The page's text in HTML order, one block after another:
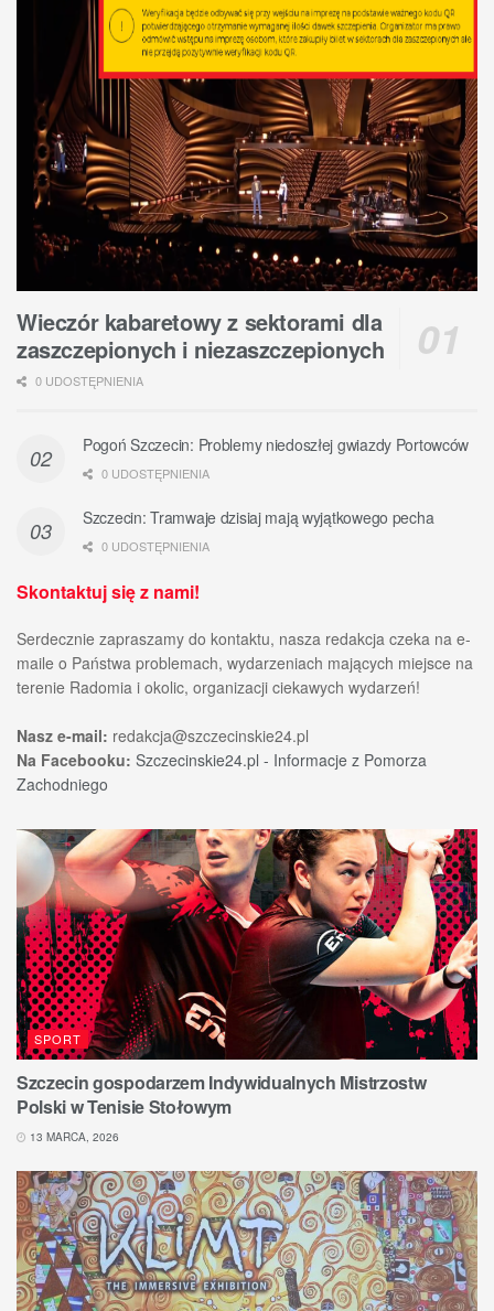
Wieczór kabaretowy z sektorami dla
zaszczepionych i niezaszczepionych
0 UDOSTĘPNIENIA
Pogoń Szczecin: Problemy niedoszłej gwiazdy Portowców
0 UDOSTĘPNIENIA
Szczecin: Tramwaje dzisiaj mają wyjątkowego pecha
0 UDOSTĘPNIENIA
Skontaktuj się z nami!
Serdecznie zapraszamy do kontaktu, nasza redakcja czeka na e-
maile o Państwa problemach, wydarzeniach mających miejsce na
terenie Radomia i okolic, organizacji ciekawych wydarzeń!
Nasz e-mail: redakcja@szczecinskie24.pl
Na Facebooku: Szczecinskie24.pl - Informacje z Pomorza
Zachodniego
SPORT
Szczecin gospodarzem Indywidualnych Mistrzostw
Polski w Tenisie Stołowym
13 MARCA, 2026